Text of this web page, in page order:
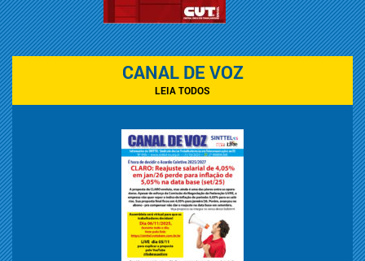
CANAL DE VOZ
LEIA TODOS